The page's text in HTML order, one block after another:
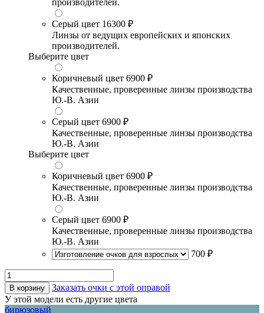
производителей.
Серый цвет 16300 ₽
Линзы от ведущих европейских и японских
производителей.
Выберите цвет
Коричневый цвет 6900 ₽
Качественные, проверенные линзы производства
Ю.-В. Азии
Серый цвет 6900 ₽
Качественные, проверенные линзы производства
Ю.-В. Азии
Выберите цвет
Коричневый цвет 6900 ₽
Качественные, проверенные линзы производства
Ю.-В. Азии
Серый цвет 6900 ₽
Качественные, проверенные линзы производства
Ю.-В. Азии
700 ₽
В корзину
Заказать очки с этой оправой
У этой модели есть другие цвета
бирюзовый